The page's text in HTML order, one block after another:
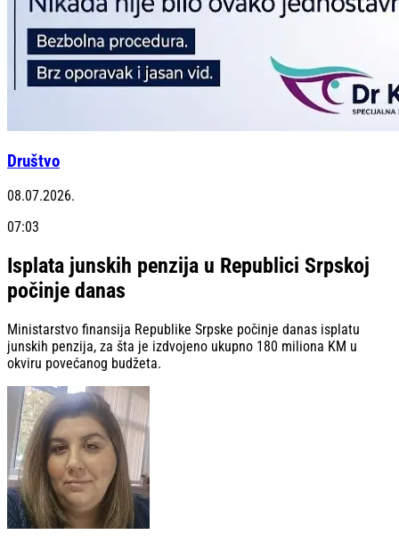
Društvo
08.07.2026.
07:03
Isplata junskih penzija u Republici Srpskoj
počinje danas
Ministarstvo finansija Republike Srpske počinje danas isplatu
junskih penzija, za šta je izdvojeno ukupno 180 miliona KM u
okviru povećanog budžeta.